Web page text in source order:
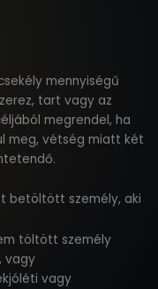
mennyiségű
tart vagy az
megrendel, ha
meg, vétség miatt két
betöltött személy, aki
töltött személy
vagy
vagy